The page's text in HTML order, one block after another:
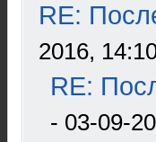
RE:
2016,
RE:
- 03-09-